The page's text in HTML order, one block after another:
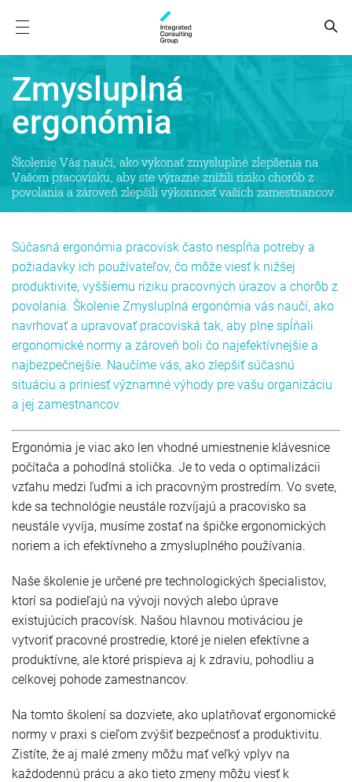
Zmysluplná
ergonómia
Školenie Vás naučí, ako vykonať zmysluplné zlepšenia na
Vašom pracovisku, aby ste výrazne znížili riziko chorôb z
povolania a zároveň zlepšili výkonnosť vašich zamestnancov.
Súčasná ergonómia pracovísk často nespĺňa potreby a
požiadavky ich používateľov, čo môže viesť k nižšej
produktivite, vyššiemu riziku pracovných úrazov a chorôb z
povolania. Školenie Zmysluplná ergonómia vás naučí, ako
navrhovať a upravovať pracoviská tak, aby plne spĺňali
ergonomické normy a zároveň boli čo najefektívnejšie a
najbezpečnejšie. Naučíme vás, ako zlepšiť súčasnú
situáciu a priniesť významné výhody pre vašu organizáciu
a jej zamestnancov.
Ergonómia je viac ako len vhodné umiestnenie klávesnice
počítača a pohodlná stolička. Je to veda o optimalizácii
vzťahu medzi ľuďmi a ich pracovným prostredím. Vo svete,
kde sa technológie neustále rozvíjajú a pracovisko sa
neustále vyvíja, musíme zostať na špičke ergonomických
noriem a ich efektívneho a zmysluplného používania.
Naše školenie je určené pre technologických špecialistov,
ktorí sa podieľajú na vývoji nových alebo úprave
existujúcich pracovísk. Našou hlavnou motiváciou je
vytvoriť pracovné prostredie, ktoré je nielen efektívne a
produktívne, ale ktoré prispieva aj k zdraviu, pohodliu a
celkovej pohode zamestnancov.
Na tomto školení sa dozviete, ako uplatňovať ergonomické
normy v praxi s cieľom zvýšiť bezpečnosť a produktivitu.
Zistíte, že aj malé zmeny môžu mať veľký vplyv na
každodennú prácu a ako tieto zmeny môžu viesť k